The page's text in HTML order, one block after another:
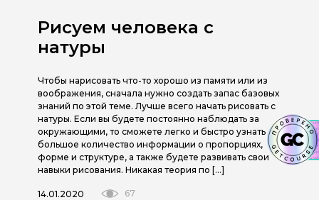
Рисуем человека с
натуры
Чтобы нарисовать что-то хорошо из памяти или из
воображения, сначала нужно создать запас базовых
знаний по этой теме. Лучше всего начать рисовать с
натуры. Если вы будете постоянно наблюдать за
окружающими, то сможете легко и быстро узнать
большое количество информации о пропорциях,
форме и структуре, а также будете развивать свои
навыки рисования. Никакая теория по […]
14.01.2020 67